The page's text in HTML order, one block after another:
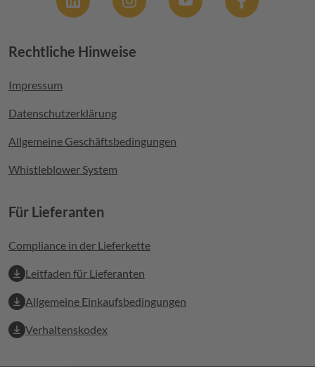
Footer menu
Rechtliche Hinweise
Impressum
Datenschutzerklärung
Allgemeine Geschäftsbedingungen
Whistleblower System
Für Lieferanten
Compliance in der Lieferkette
Leitfaden für Lieferanten
Allgemeine Einkaufsbedingungen
Verhaltenskodex